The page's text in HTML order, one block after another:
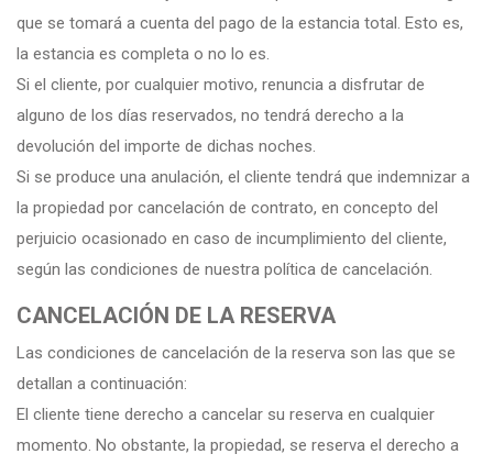
que se tomará a cuenta del pago de la estancia total. Esto es,
la estancia es completa o no lo es.
Si el cliente, por cualquier motivo, renuncia a disfrutar de
alguno de los días reservados, no tendrá derecho a la
devolución del importe de dichas noches.
Si se produce una anulación, el cliente tendrá que indemnizar a
la propiedad por cancelación de contrato, en concepto del
perjuicio ocasionado en caso de incumplimiento del cliente,
según las condiciones de nuestra política de cancelación.
CANCELACIÓN DE LA RESERVA
Las condiciones de cancelación de la reserva son las que se
detallan a continuación:
El cliente tiene derecho a cancelar su reserva en cualquier
momento. No obstante, la propiedad, se reserva el derecho a